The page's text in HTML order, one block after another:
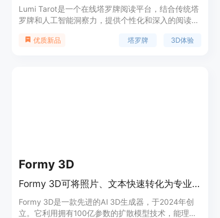
Lumi Tarot是一个在线塔罗牌阅读平台，结合传统塔
罗牌和人工智能洞察力，提供个性化和深入的阅读。
深入地理解特定情况。现在只需19美元，即可获得终
优质新品 塔罗牌 3D体验
Formy 3D
Formy 3D可将照片、文本快速转化为专业3D模型
Formy 3D是一款先进的AI 3D生成器，于2024年创
立。它利用拥有100亿参数的扩散模型技术，能理解